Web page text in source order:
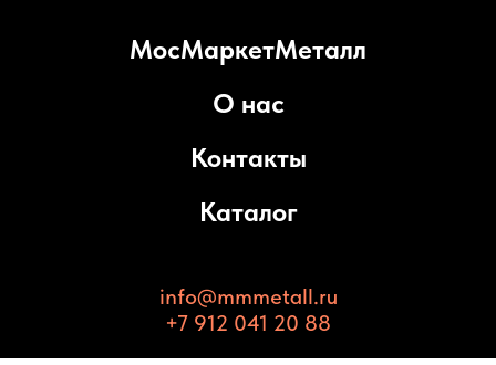
МосМаркетМеталл
О нас
Контакты
Каталог
info@mmmetall.ru
+7 912 041 20 88